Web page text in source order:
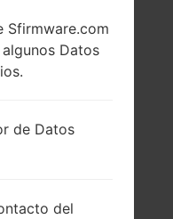
Sfirmware.com
Datos
de Datos
del